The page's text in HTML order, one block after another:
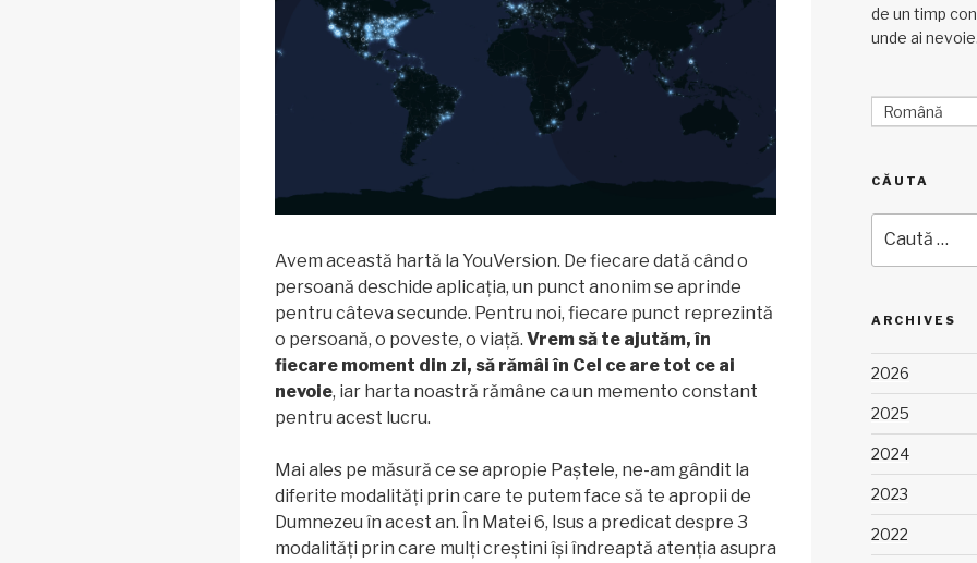
Avem această hartă la YouVersion. De fiecare dată când o
persoană deschide aplicația, un punct anonim se aprinde
pentru câteva secunde. Pentru noi, fiecare punct reprezintă
o persoană, o poveste, o viață. Vrem să te ajutăm, în
fiecare moment din zi, să rămâi în Cel ce are tot ce ai
nevoie, iar harta noastră rămâne ca un memento constant
pentru acest lucru.
Mai ales pe măsură ce se apropie Paștele, ne-am gândit la
diferite modalități prin care te putem face să te apropii de
Dumnezeu în acest an. În Matei 6, Isus a predicat despre 3
modalități prin care mulți creștini își îndreaptă atenția asupra
de un timp
unde ai nevoie.
Română
CĂUTA
după:
ARCHIVES
2026
2025
2024
2023
2022